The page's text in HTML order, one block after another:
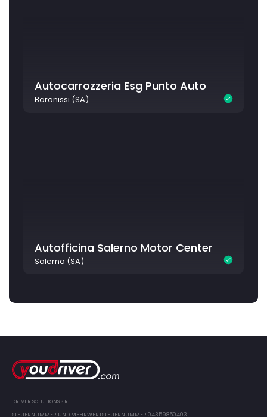
Autocarrozzeria Esg Punto Auto
Baronissi (SA)
Autofficina Salerno Motor Center
Salerno (SA)
DRIVER SOLUTIONS S.R.L.
STEUERNUMMER UND MEHRWERTSTEUERNUMMER 04359850403